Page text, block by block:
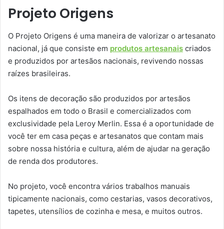
Projeto Origens
O Projeto Origens é uma maneira de valorizar o artesanato
nacional, já que consiste em produtos artesanais criados
e produzidos por artesãos nacionais, revivendo nossas
raízes brasileiras.
Os itens de decoração são produzidos por artesãos
espalhados em todo o Brasil e comercializados com
exclusividade pela Leroy Merlin. Essa é a oportunidade de
você ter em casa peças e artesanatos que contam mais
sobre nossa história e cultura, além de ajudar na geração
de renda dos produtores.
No projeto, você encontra vários trabalhos manuais
tipicamente nacionais, como cestarias, vasos decorativos,
tapetes, utensílios de cozinha e mesa, e muitos outros.